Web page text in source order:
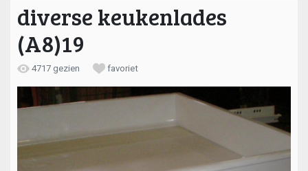
diverse keukenlades
(A8)19
4717 gezien favoriet